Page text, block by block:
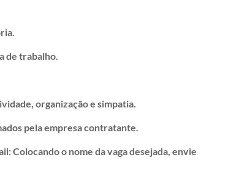
de trabalho.
organização e simpatia.
pela empresa contratante.
Colocando o nome da vaga desejada, envie